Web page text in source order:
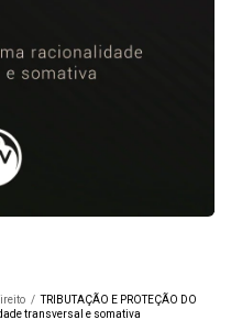
/ TRIBUTAÇÃO E PROTEÇÃO DO
transversal e somativa